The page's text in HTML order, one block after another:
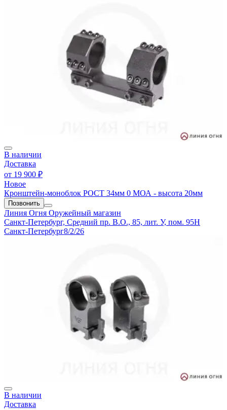
В наличии
Доставка
от 19 900 ₽
Новое
Кронштейн-моноблок РОСТ 34мм 0 МОА - высота 20мм
Позвонить
Линия Огня Оружейный магазин
Санкт-Петербург, Средний пр. В.О., 85, лит. У, пом. 95Н
Санкт-Петербург8/2/26
В наличии
Доставка